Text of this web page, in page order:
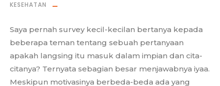
KESEHATAN
Saya pernah survey kecil-kecilan bertanya kepada
beberapa teman tentang sebuah pertanyaan
apakah langsing itu masuk dalam impian dan cita-
citanya? Ternyata sebagian besar menjawabnya iyaa.
Meskipun motivasinya berbeda-beda ada yang